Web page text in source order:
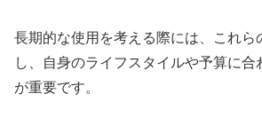
長期的な使用を考える際には、これら
し、自身のライフスタイルや予算に合
が重要です。